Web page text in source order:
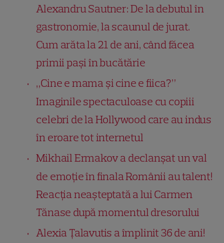
Alexandru Sautner: De la debutul în
gastronomie, la scaunul de jurat.
Cum arăta la 21 de ani, când făcea
primii pași în bucătărie
„Cine e mama și cine e fiica?”
Imaginile spectaculoase cu copiii
celebri de la Hollywood care au indus
în eroare tot internetul
Mikhail Ermakov a declanșat un val
de emoție în finala Românii au talent!
Reacția neașteptată a lui Carmen
Tănase după momentul dresorului
Alexia Țalavutis a împlinit 36 de ani!